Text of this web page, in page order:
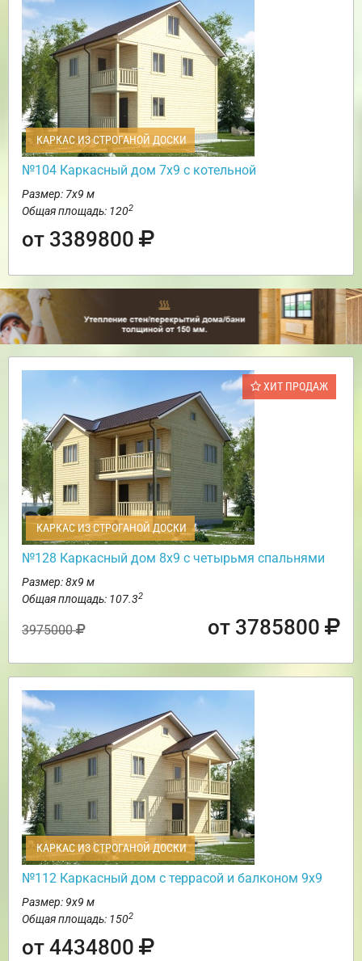
КАРКАС ИЗ СТРОГАНОЙ ДОСКИ
№104 Каркасный дом 7х9 с котельной
Размер: 7х9 м
Общая площадь: 1202
от 3389800
ХИТ ПРОДАЖ
КАРКАС ИЗ СТРОГАНОЙ ДОСКИ
№128 Каркасный дом 8х9 с четырьмя спальнями
Размер: 8х9 м
Общая площадь: 107.32
3975000 от 3785800
КАРКАС ИЗ СТРОГАНОЙ ДОСКИ
№112 Каркасный дом с террасой и балконом 9х9
Размер: 9х9 м
Общая площадь: 1502
от 4434800